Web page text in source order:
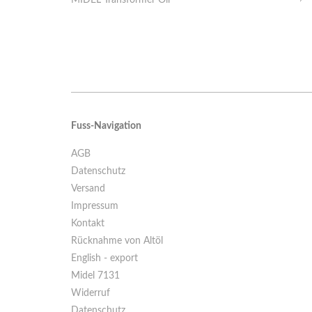
Fuss-Navigation
AGB
Datenschutz
Versand
Impressum
Kontakt
Rücknahme von Altöl
English - export
Midel 7131
Widerruf